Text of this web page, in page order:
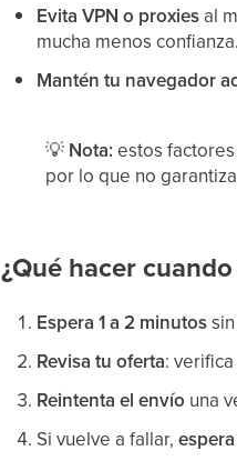
Evita VPN o proxies al
mucha menos confianza.
Mantén tu navegador
💡 Nota: estos
por lo que no
¿Qué hacer
Espera 1 a 2 minutos
Revisa tu oferta:
Reintenta el envío una
Si vuelve a fallar,